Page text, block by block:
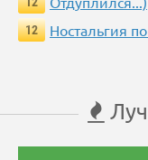
12
Ностальгия